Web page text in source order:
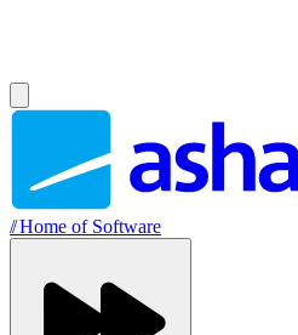
//Home of Software